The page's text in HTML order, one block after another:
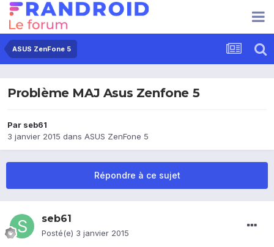
ASUS ZenFone 5
Problème MAJ Asus Zenfone 5
Par seb61
3 janvier 2015 dans ASUS ZenFone 5
Répondre à ce sujet
seb61
Posté(e) 3 janvier 2015